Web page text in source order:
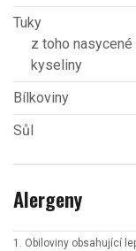
Tuky
z toho nasycené
kyseliny
Bílkoviny
Sůl
Alergeny
1. Obiloviny obsahující